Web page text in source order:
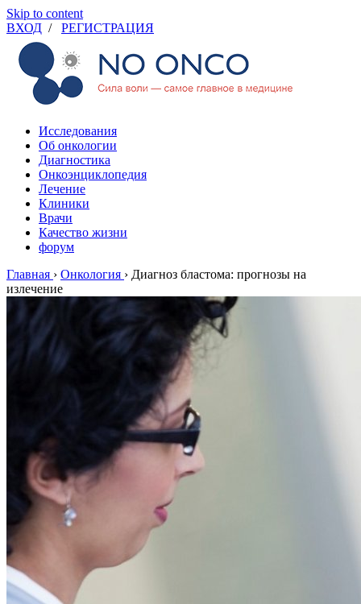
Skip to content
ВХОД / РЕГИСТРАЦИЯ
Исследования
Об онкологии
Диагностика
Онкоэнциклопедия
Лечение
Клиники
Врачи
Качество жизни
форум
Главная › Онкология › Диагноз бластома: прогнозы на
излечение